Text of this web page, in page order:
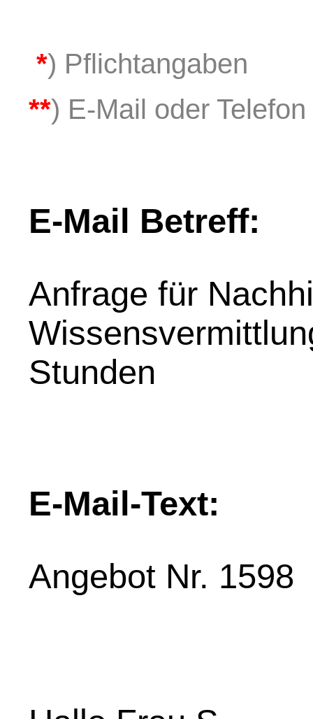
*) Pflichtangaben
**) E-Mail oder
E-Mail Betreff:
Anfrage für
Stunden
E-Mail-Text:
Angebot Nr. 1598